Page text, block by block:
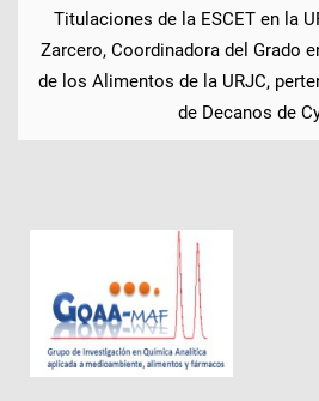
Titulaciones de la ESCET en la
Zarcero, Coordinadora del Grado
de los Alimentos de la URJC,
de Decanos de